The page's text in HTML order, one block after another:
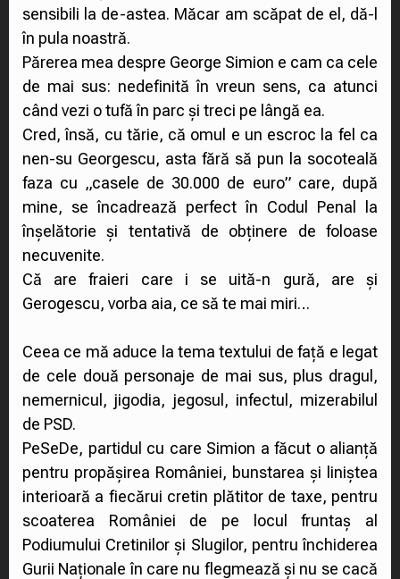
sensibili la de-astea. Măcar am scăpat de el, dă-l
în pula noastră.
Părerea mea despre George Simion e cam ca cele
de mai sus: nedefinită în vreun sens, ca atunci
când vezi o tufă în parc și treci pe lângă ea.
Cred, însă, cu tărie, că omul e un escroc la fel ca
nen-su Georgescu, asta fără să pun la socoteală
faza cu „casele de 30.000 de euro” care, după
mine, se încadrează perfect în Codul Penal la
înșelătorie și tentativă de obținere de foloase
necuvenite.
Că are fraieri care i se uită-n gură, are și
Gerogescu, vorba aia, ce să te mai miri…
Ceea ce mă aduce la tema textului de față e legat
de cele două personaje de mai sus, plus dragul,
nemernicul, jigodia, jegosul, infectul, mizerabilul
de PSD.
PeSeDe, partidul cu care Simion a făcut o alianță
pentru propășirea României, bunstarea și liniștea
interioară a fiecărui cretin plătitor de taxe, pentru
scoaterea României de pe locul fruntaș al
Podiumului Cretinilor și Slugilor, pentru închiderea
Gurii Naționale în care nu flegmează și nu se cacă